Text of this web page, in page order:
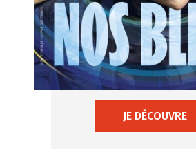
JE DÉCOUVRE